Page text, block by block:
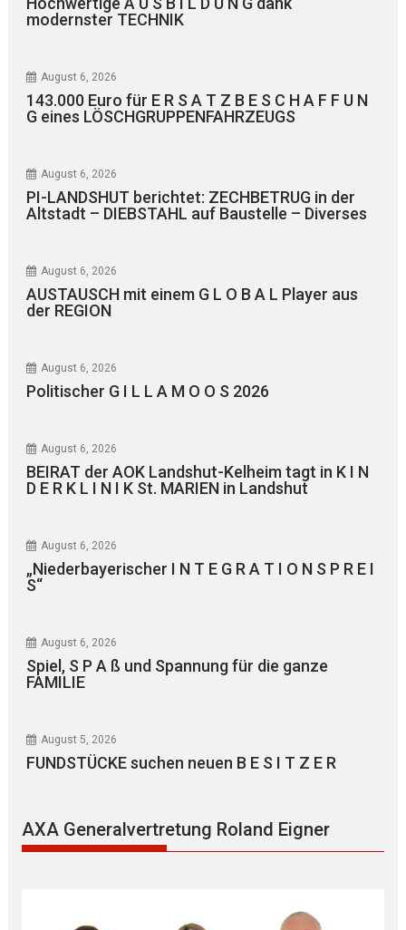
modernster TECHNIK
August 6, 2026
143.000 Euro für E R S A T Z B E S C H A F F U N
G eines LÖSCHGRUPPENFAHRZEUGS
August 6, 2026
PI-LANDSHUT berichtet: ZECHBETRUG in der
Altstadt – DIEBSTAHL auf Baustelle – Diverses
August 6, 2026
AUSTAUSCH mit einem G L O B A L Player aus
der REGION
August 6, 2026
Politischer G I L L A M O O S 2026
August 6, 2026
BEIRAT der AOK Landshut-Kelheim tagt in K I N
D E R K L I N I K St. MARIEN in Landshut
August 6, 2026
„Niederbayerischer I N T E G R A T I O N S P R E I
S“
August 6, 2026
Spiel, S P A ß und Spannung für die ganze
FAMILIE
August 5, 2026
FUNDSTÜCKE suchen neuen B E S I T Z E R
AXA Generalvertretung Roland Eigner